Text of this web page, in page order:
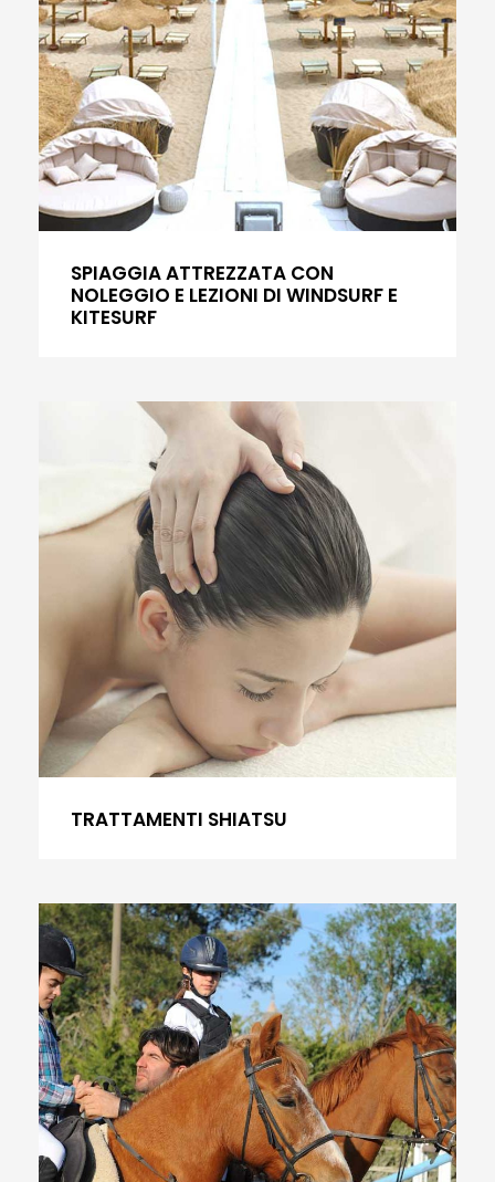
SPIAGGIA ATTREZZATA CON
NOLEGGIO E LEZIONI DI WINDSURF E
KITESURF
TRATTAMENTI SHIATSU